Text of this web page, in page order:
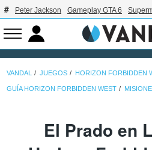
Peter Jackson Gameplay GTA 6
VANDAL JUEGOS HORIZON FORBIDDEN
GUÍA HORIZON FORBIDDEN WEST
El Prado en